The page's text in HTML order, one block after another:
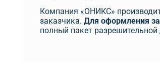
Компания «ОНИКС»
заказчика. Для оформления
полный пакет